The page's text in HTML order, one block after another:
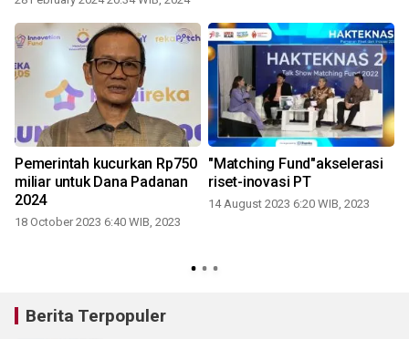
Pemerintah kucurkan Rp750
miliar untuk Dana Padanan
2024
18 October 2023 6:40 WIB, 2023
"Matching Fund"akselerasi
riset-inovasi PT
14 August 2023 6:20 WIB, 2023
Berita Terpopuler